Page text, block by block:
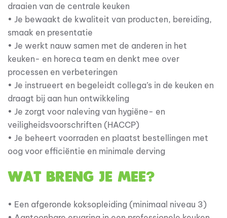
draaien van de centrale keuken
• Je bewaakt de kwaliteit van producten, bereiding,
smaak en presentatie
• Je werkt nauw samen met de anderen in het
keuken- en horeca team en denkt mee over
processen en verbeteringen
• Je instrueert en begeleidt collega’s in de keuken en
draagt bij aan hun ontwikkeling
• Je zorgt voor naleving van hygiëne- en
veiligheidsvoorschriften (HACCP)
• Je beheert voorraden en plaatst bestellingen met
oog voor efficiëntie en minimale derving
Wat breng je mee?
• Een afgeronde koksopleiding (minimaal niveau 3)